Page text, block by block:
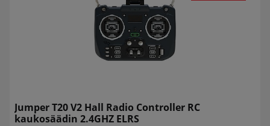
Jumper T20 V2 Hall Radio Controller RC
kaukosäädin 2.4GHZ ELRS